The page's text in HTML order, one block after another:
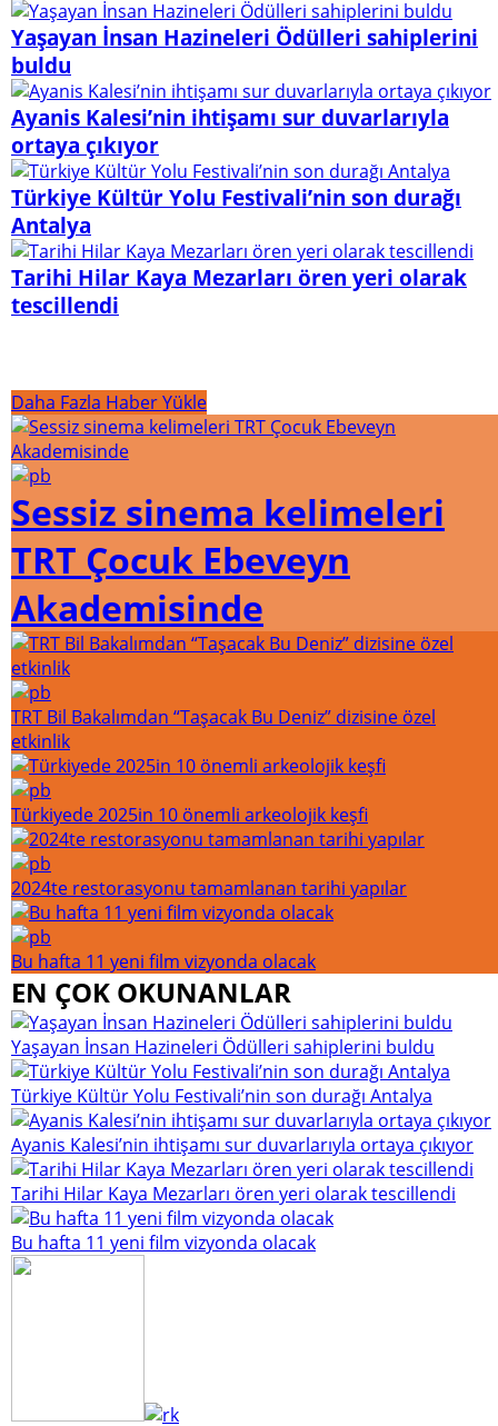
Yaşayan İnsan Hazineleri Ödülleri sahiplerini
buldu
Ayanis Kalesi’nin ihtişamı sur duvarlarıyla
ortaya çıkıyor
Türkiye Kültür Yolu Festivali’nin son durağı
Antalya
Tarihi Hilar Kaya Mezarları ören yeri olarak
tescillendi
Daha Fazla Haber Yükle
Sessiz sinema kelimeleri
TRT Çocuk Ebeveyn
Akademisinde
TRT Bil Bakalımdan “Taşacak Bu Deniz” dizisine özel
etkinlik
Türkiyede 2025in 10 önemli arkeolojik keşfi
2024te restorasyonu tamamlanan tarihi yapılar
Bu hafta 11 yeni film vizyonda olacak
EN ÇOK OKUNANLAR
Yaşayan İnsan Hazineleri Ödülleri sahiplerini buldu
Türkiye Kültür Yolu Festivali’nin son durağı Antalya
Ayanis Kalesi’nin ihtişamı sur duvarlarıyla ortaya çıkıyor
Tarihi Hilar Kaya Mezarları ören yeri olarak tescillendi
Bu hafta 11 yeni film vizyonda olacak